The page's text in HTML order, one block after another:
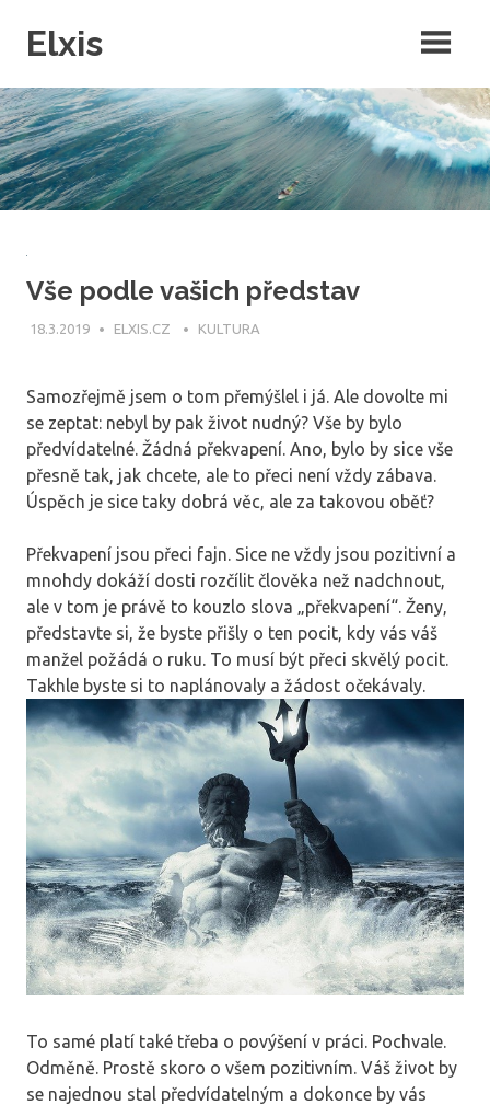
Elxis
intenretový magazín, ve kterém by byly rubriky pro každého? Přesně
to jsme pro vás udělali a navíc do něj můžete publikovat i vy!
Vše podle vašich představ
18.3.2019 ELXIS.CZ KULTURA
Samozřejmě jsem o tom přemýšlel i já. Ale dovolte mi
se zeptat: nebyl by pak život nudný? Vše by bylo
předvídatelné. Žádná překvapení. Ano, bylo by sice vše
přesně tak, jak chcete, ale to přeci není vždy zábava.
Úspěch je sice taky dobrá věc, ale za takovou oběť?
Překvapení jsou přeci fajn. Sice ne vždy jsou pozitivní a
mnohdy dokáží dosti rozčílit člověka než nadchnout,
ale v tom je právě to kouzlo slova „překvapení“. Ženy,
představte si, že byste přišly o ten pocit, kdy vás váš
manžel požádá o ruku. To musí být přeci skvělý pocit.
Takhle byste si to naplánovaly a žádost očekávaly.
To samé platí také třeba o povýšení v práci. Pochvale.
Odměně. Prostě skoro o všem pozitivním. Váš život by
se najednou stal předvídatelným a dokonce by vás